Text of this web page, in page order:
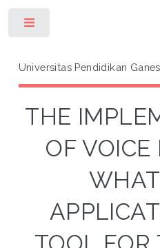
Universitas Pendidikan
THE
OF